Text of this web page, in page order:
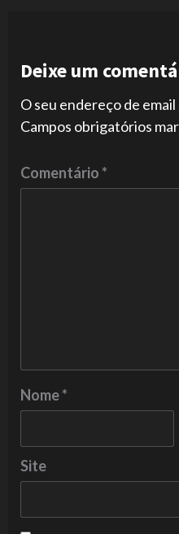
Deixe um
O seu endereço de
Campos obrigatórios
Comentário*
Nome*
Site